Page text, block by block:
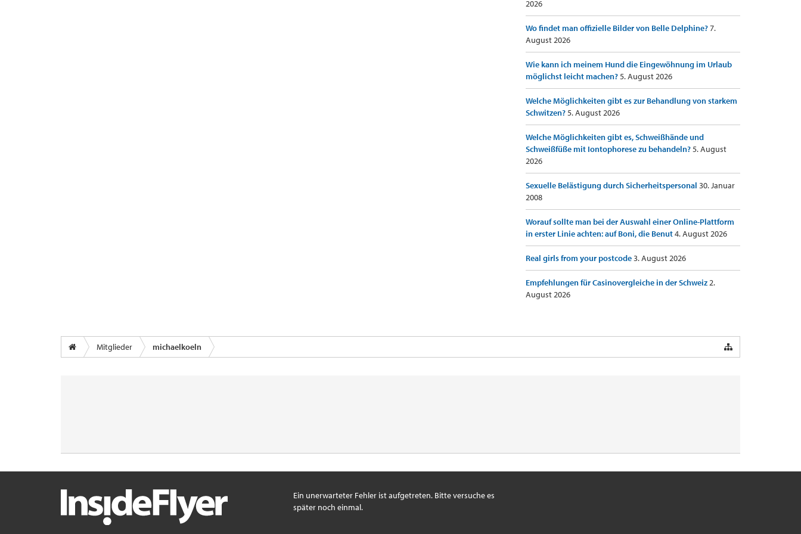
2026
Wo findet man offizielle Bilder von Belle Delphine?7.
August 2026
Wie kann ich meinem Hund die Eingewöhnung im Urlaub
möglichst leicht machen?5. August 2026
Welche Möglichkeiten gibt es zur Behandlung von starkem
Schwitzen?5. August 2026
Welche Möglichkeiten gibt es, Schweißhände und
Schweißfüße mit Iontophorese zu behandeln?5. August
2026
Sexuelle Belästigung durch Sicherheitspersonal 30. Januar
2008
Worauf sollte man bei der Auswahl einer Online-Plattform
in erster Linie achten: auf Boni, die Benut4. August 2026
Real girls from your postcode3. August 2026
Empfehlungen für Casinovergleiche in der Schweiz2.
August 2026
Mitglieder michaelkoeln
Ein unerwarteter Fehler ist aufgetreten. Bitte versuche es
später noch einmal.